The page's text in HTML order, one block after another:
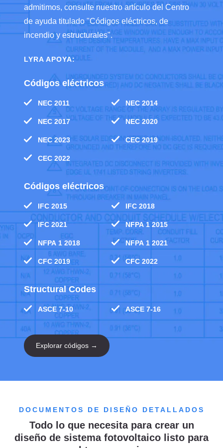
admitimos, consulte nuestro artículo del Centro
de ayuda titulado "Códigos eléctricos, de
incendio y estructurales".
LYRA APOYA:
Códigos eléctricos
NEC 2011 NEC 2014
NEC 2017 NEC 2020
NEC 2023 CEC 2019
CEC 2022
Códigos eléctricos
IFC 2015 IFC 2018
IFC 2021 NFPA 1 2015
NFPA 1 2018 NFPA 1 2021
CFC 2019 CFC 2022
Structural Codes
ASCE 7-10 ASCE 7-16
Explorar códigos →
DOCUMENTOS DE DISEÑO DETALLADOS
Todo lo que necesita para crear un
diseño de sistema fotovoltaico listo para